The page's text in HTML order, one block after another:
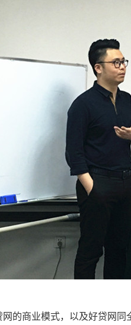
的商业模式，以及好贷网